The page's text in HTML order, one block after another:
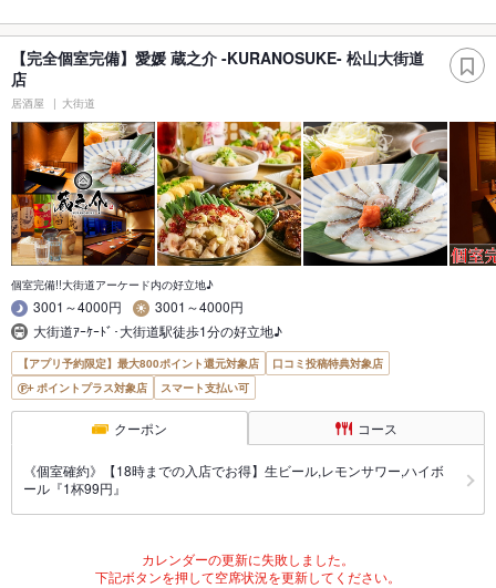
【完全個室完備】愛媛 蔵之介 -KURANOSUKE- 松山大街道
店
居酒屋 大街道
個室完備!!大街道アーケード内の好立地♪
3001～4000円
3001～4000円
大街道ｱｰｹｰﾄﾞ･大街道駅徒歩1分の好立地♪
【アプリ予約限定】最大800ポイント還元対象店
口コミ投稿特典対象店
ポイントプラス対象店
スマート支払い可
クーポン コース
《個室確約》【18時までの入店でお得】生ビール,レモンサワー,ハイボ
ール『1杯99円』
カレンダーの更新に失敗しました。
下記ボタンを押して空席状況を更新してください。